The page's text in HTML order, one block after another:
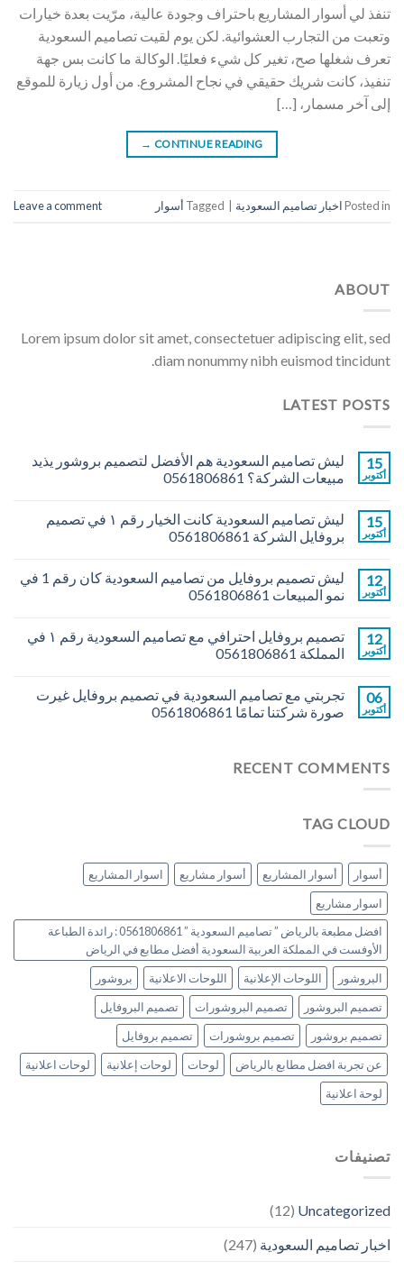
تنفذ لي أسوار المشاريع باحتراف وجودة عالية، مرّيت بعدة خيارات
وتعبت من التجارب العشوائية. لكن يوم لقيت تصاميم السعودية
تعرف شغلها صح، تغير كل شيء فعليًا. الوكالة ما كانت بس جهة
تنفيذ، كانت شريك حقيقي في نجاح المشروع. من أول زيارة للموقع
إلى آخر مسمار، […]
CONTINUE READING
→
Posted inاخبار تصاميم السعودية Tagged أسوار Leave a comment
ABOUT
Lorem ipsum dolor sit amet, consectetuer adipiscing elit, sed
diam nonummy nibh euismod tincidunt.
LATEST POSTS
15
أكتوبر
ليش تصاميم السعودية هم الأفضل لتصميم بروشور يذيد
مبيعات الشركة؟ 0561806861
15
أكتوبر
ليش تصاميم السعودية كانت الخيار رقم ١ في تصميم
بروفايل الشركة 0561806861
12
أكتوبر
ليش تصميم بروفايل من تصاميم السعودية كان رقم 1 في
نمو المبيعات 0561806861
12
أكتوبر
تصميم بروفايل احترافي مع تصاميم السعودية رقم ١ في
المملكة 0561806861
06
أكتوبر
تجربتي مع تصاميم السعودية في تصميم بروفايل غيرت
صورة شركتنا تمامًا 0561806861
RECENT COMMENTS
TAG CLOUD
أسوار أسوار المشاريع أسوار مشاريع
اسوار المشاريع
اسوار مشاريع
افضل مطبعة بالرياض ” تصاميم السعودية ” 0561806861 : رائدة الطباعة
الأوفست في المملكة العربية السعودية أفضل مطابع في الرياض
البروشور
اللوحات الإعلانية اللوحات الاعلانية
بروشور
تصميم البروشور
تصميم البروشورات
تصميم البروفايل
تصميم بروشور
تصميم بروشورات
تصميم بروفايل
عن تجربة افضل مطابع بالرياض
لوحات لوحات إعلانية
لوحات اعلانية
لوحة اعلانية
تصنيفات
Uncategorized
(12)
اخبار تصاميم السعودية (247)